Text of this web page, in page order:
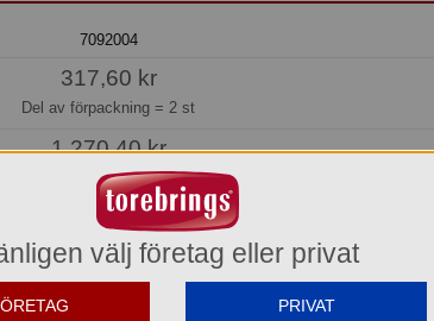
7092004
317,60 kr
Del av förpackning = 2 st
1.270,40 kr
Hel förpackning =4*2 st
Jmf.pris:158,80kr/st
Beställningsvara
så beräknar vi få in den i lager den 2026-08-13.
välj företag eller privat
PRIVAT